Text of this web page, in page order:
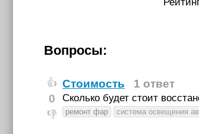
Вопросы:
👍
0
👎
Стоимость 1 ответ
Сколько будет стоит
ремонт фар система освещения